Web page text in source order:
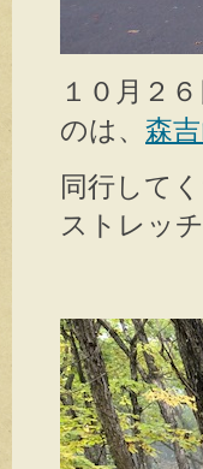
１０月２
のは、 森
同行して
ストレッ